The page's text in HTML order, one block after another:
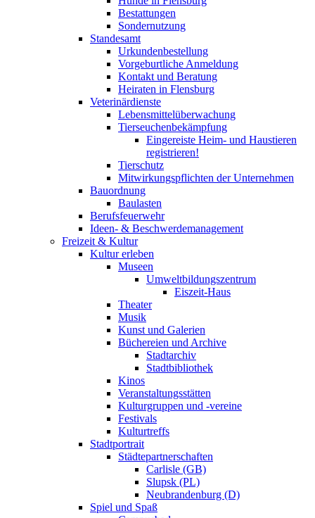
Bestattungen
Sondernutzung
Standesamt
Urkundenbestellung
Vorgeburtliche Anmeldung
Kontakt und Beratung
Heiraten in Flensburg
Veterinärdienste
Lebensmittelüberwachung
Tierseuchenbekämpfung
Eingereiste Heim- und Haustieren
registrieren!
Tierschutz
Mitwirkungspflichten der Unternehmen
Bauordnung
Baulasten
Berufsfeuerwehr
Ideen- & Beschwerdemanagement
Freizeit & Kultur
Kultur erleben
Museen
Umweltbildungszentrum
Eiszeit-Haus
Theater
Musik
Kunst und Galerien
Büchereien und Archive
Stadtarchiv
Stadtbibliothek
Kinos
Veranstaltungsstätten
Kulturgruppen und -vereine
Festivals
Kulturtreffs
Stadtportrait
Städtepartnerschaften
Carlisle (GB)
Slupsk (PL)
Neubrandenburg (D)
Spiel und Spaß